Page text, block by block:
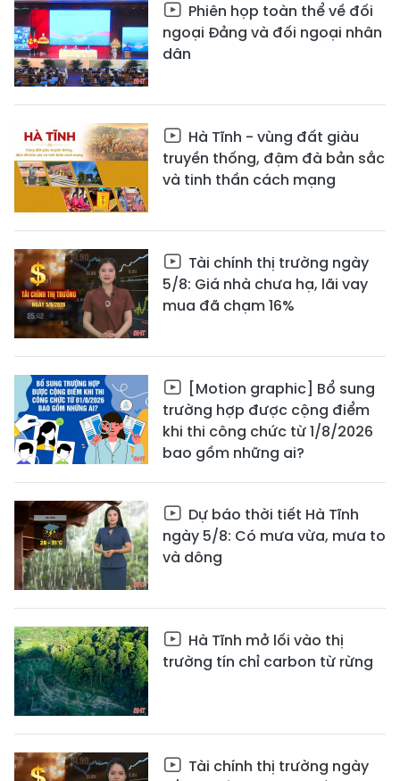
Phiên họp toàn thể về đối
ngoại Đảng và đối ngoại nhân
dân
Hà Tĩnh - vùng đất giàu
truyền thống, đậm đà bản sắc
và tinh thần cách mạng
Tài chính thị trường ngày
5/8: Giá nhà chưa hạ, lãi vay
mua đã chạm 16%
[Motion graphic] Bổ sung
trường hợp được cộng điểm
khi thi công chức từ 1/8/2026
bao gồm những ai?
Dự báo thời tiết Hà Tĩnh
ngày 5/8: Có mưa vừa, mưa to
và dông
Hà Tĩnh mở lối vào thị
trường tín chỉ carbon từ rừng
Tài chính thị trường ngày